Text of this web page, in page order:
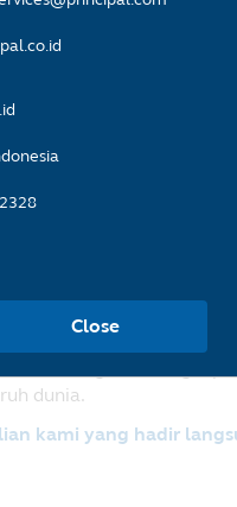
Close
dunia.
kami yang hadir